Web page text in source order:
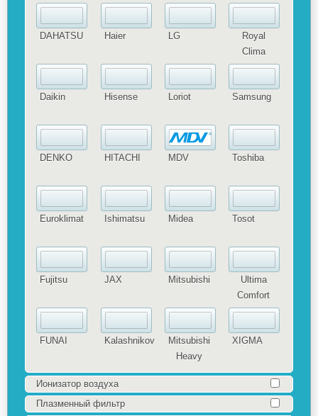
DAHATSU
Daikin
DENKO
Euroklimat
Fujitsu
FUNAI
Haier
Hisense
HITACHI
Ishimatsu
JAX
Kalashnikov
LG
Loriot
MDV
Midea
Mitsubishi
Mitsubishi
Heavy
Royal
Clima
Samsung
Toshiba
Tosot
Ultima
Comfort
XIGMA
Ионизатор воздуха
Плазменный фильтр